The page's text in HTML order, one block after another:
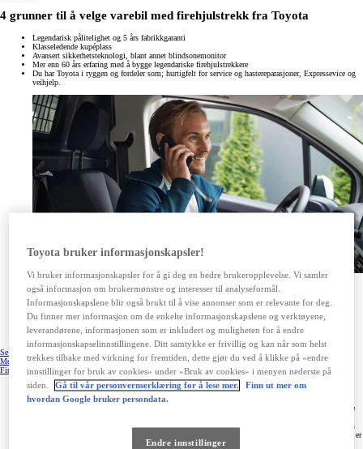
4 grunner til å velge varebil med firehjulstrekk fra Toyota
Legendarisk pålitelighet og 5 års fabrikkgaranti
Klasseledende kupéplass
Avansert sikkerhetsteknologi, blant annet blindsonemonitor
Mer enn 60 års erfaring med å bygge legendariske firehjulstrekkere
Du har Toyota i ryggen og fordeler som; hurtigfelt for service og hastereparasjoner, Expressevice og
veihjelp.
Varebil med 4x4 for alle behov
Toyota har perfeksjonert AWD-teknologien for å gi deg ekstra kraft når forholdene er tøffe.
VI hjelper deg med å finne varebilen med firehjulstrekk som er perfekt for deg. Kom innom din
nærmeste Toyota-forhandler for en uforpliktende prat og for å prøvekjøre vårt utvalg.
Se våre kampanjer
Mer om firehjulstrekk
Finn din forhandler
Hilux med ustoppelig styrke
Ingenting stopper firehjulstrekkeren Hilux. Pickupen er blitt ikonisk, takket være ustoppelig styrke
arbeidsoppgaver og eventyrlige utflukter. Den kraftige 2.8-liters motoren har 204 hestekrefter, mens
500 Nm dreiemoment sørger for null til 100 på bare ti sekunder. Det elektroniske kontrollsystemet er
utviklet for å redusere hopp og sprett, slik at du får en komfortabel kjøreopplevelse.
Toyota bruker informasjonskapsler!
Vi bruker informasjonskapsler for å gi deg en bedre brukeropplevelse. Vi samler
også informasjon om brukermønstre og interesser til analyseformål.
Informasjonskapslene blir også brukt til å vise annonser som er relevante for deg.
Du finner mer informasjon om de enkelte informasjonskapslene og verktøyene,
leverandørene, informasjonen som er inkludert og muligheten for å endre
informasjonskapselinnstillingene. Ditt samtykke er frivillig og kan når som helst
trekkes tilbake med virkning for fremtiden, dette gjør du ved å klikke på «endre
innstillinger for bruk av cookies» under «Bruk av cookies» i menyen nederste på
siden.
Gå til vår personvernserklæring for å lese mer.
Finn ut mer om
hvordan Google bruker persondata.
Endre innstillinger